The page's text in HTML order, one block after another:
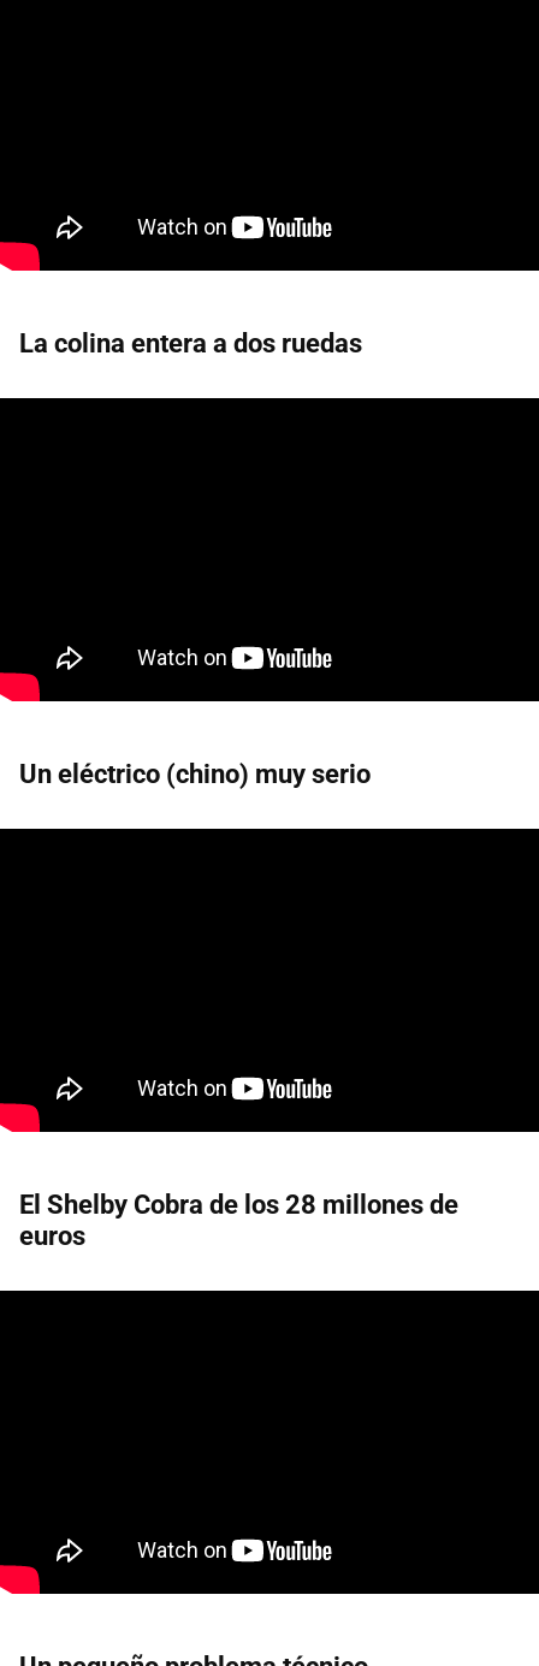
La colina entera a dos ruedas
Un eléctrico (chino) muy serio
El Shelby Cobra de los 28 millones de
euros